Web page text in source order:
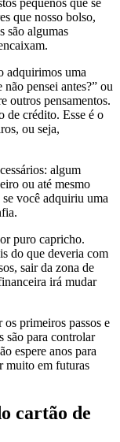
que nosso bolso,
são algumas
adquirimos uma
pensei antes?” ou
outros pensamentos.
de crédito. Esse é o
ou seja,
algum
ou até mesmo
você adquiriu uma
puro capricho.
do que deveria com
sair da zona de
irá mudar
os primeiros passos e
são para controlar
espere anos para
muito em futuras
cartão de